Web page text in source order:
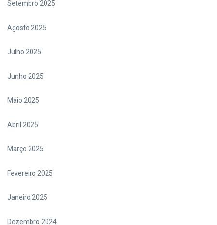
Setembro 2025
Agosto 2025
Julho 2025
Junho 2025
Maio 2025
Abril 2025
Março 2025
Fevereiro 2025
Janeiro 2025
Dezembro 2024